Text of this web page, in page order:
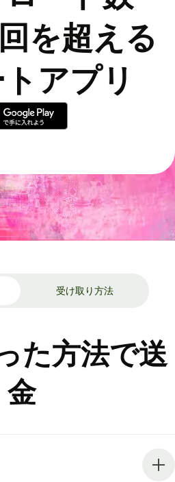
を超える
アプリ
受け取り方法
た方法で送
金